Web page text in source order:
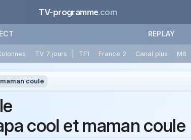
TV-programme.com
REPLAY
TV 7 jours TF1 France 2 Canal plus M6
coule
cool et maman coule